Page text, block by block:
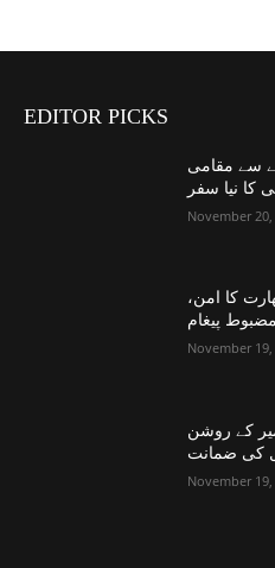
EDITOR PICKS
سے مقامی
کا نیا سفر
November 20,
کا امن،
پیغام
November 19,
کے روشن
کی ضمانت
November 19,